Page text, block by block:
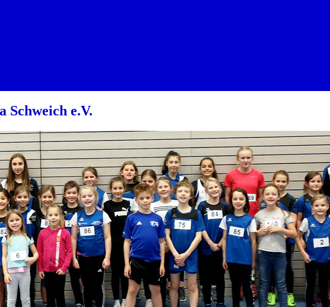
Schweich e.V.